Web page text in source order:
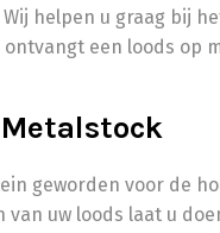
helpen u graag bij
een loods op
geworden voor de
van uw loods laat u